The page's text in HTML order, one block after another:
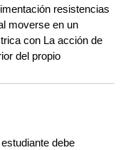
resistencias
moverse en un
con La acción de
del propio
debe